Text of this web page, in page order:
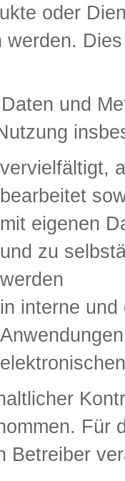
oder
werden.
und
vervielfältigt,
bearbeitet
mit eigenen
und zu
werden
in interne
Für
Betreiber